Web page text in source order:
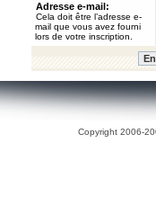
Adresse e-mail:
Cela doit être l’adresse e-
mail que vous avez fourni
lors de votre inscription.
Copyright 2006-